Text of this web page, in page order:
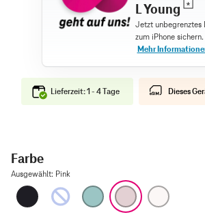
L Young
Lieferzeit: 1 - 4 Tage Dieses
Farbe
Ausgewählt: Pink
Schwarz UltramarinBlaugrün Pink